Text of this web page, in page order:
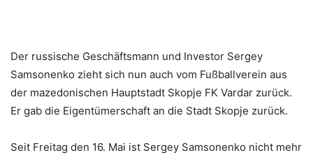
Der russische Geschäftsmann und Investor Sergey
Samsonenko zieht sich nun auch vom Fußballverein aus
der mazedonischen Hauptstadt Skopje FK Vardar zurück.
Er gab die Eigentümerschaft an die Stadt Skopje zurück.
Seit Freitag den 16. Mai ist Sergey Samsonenko nicht mehr